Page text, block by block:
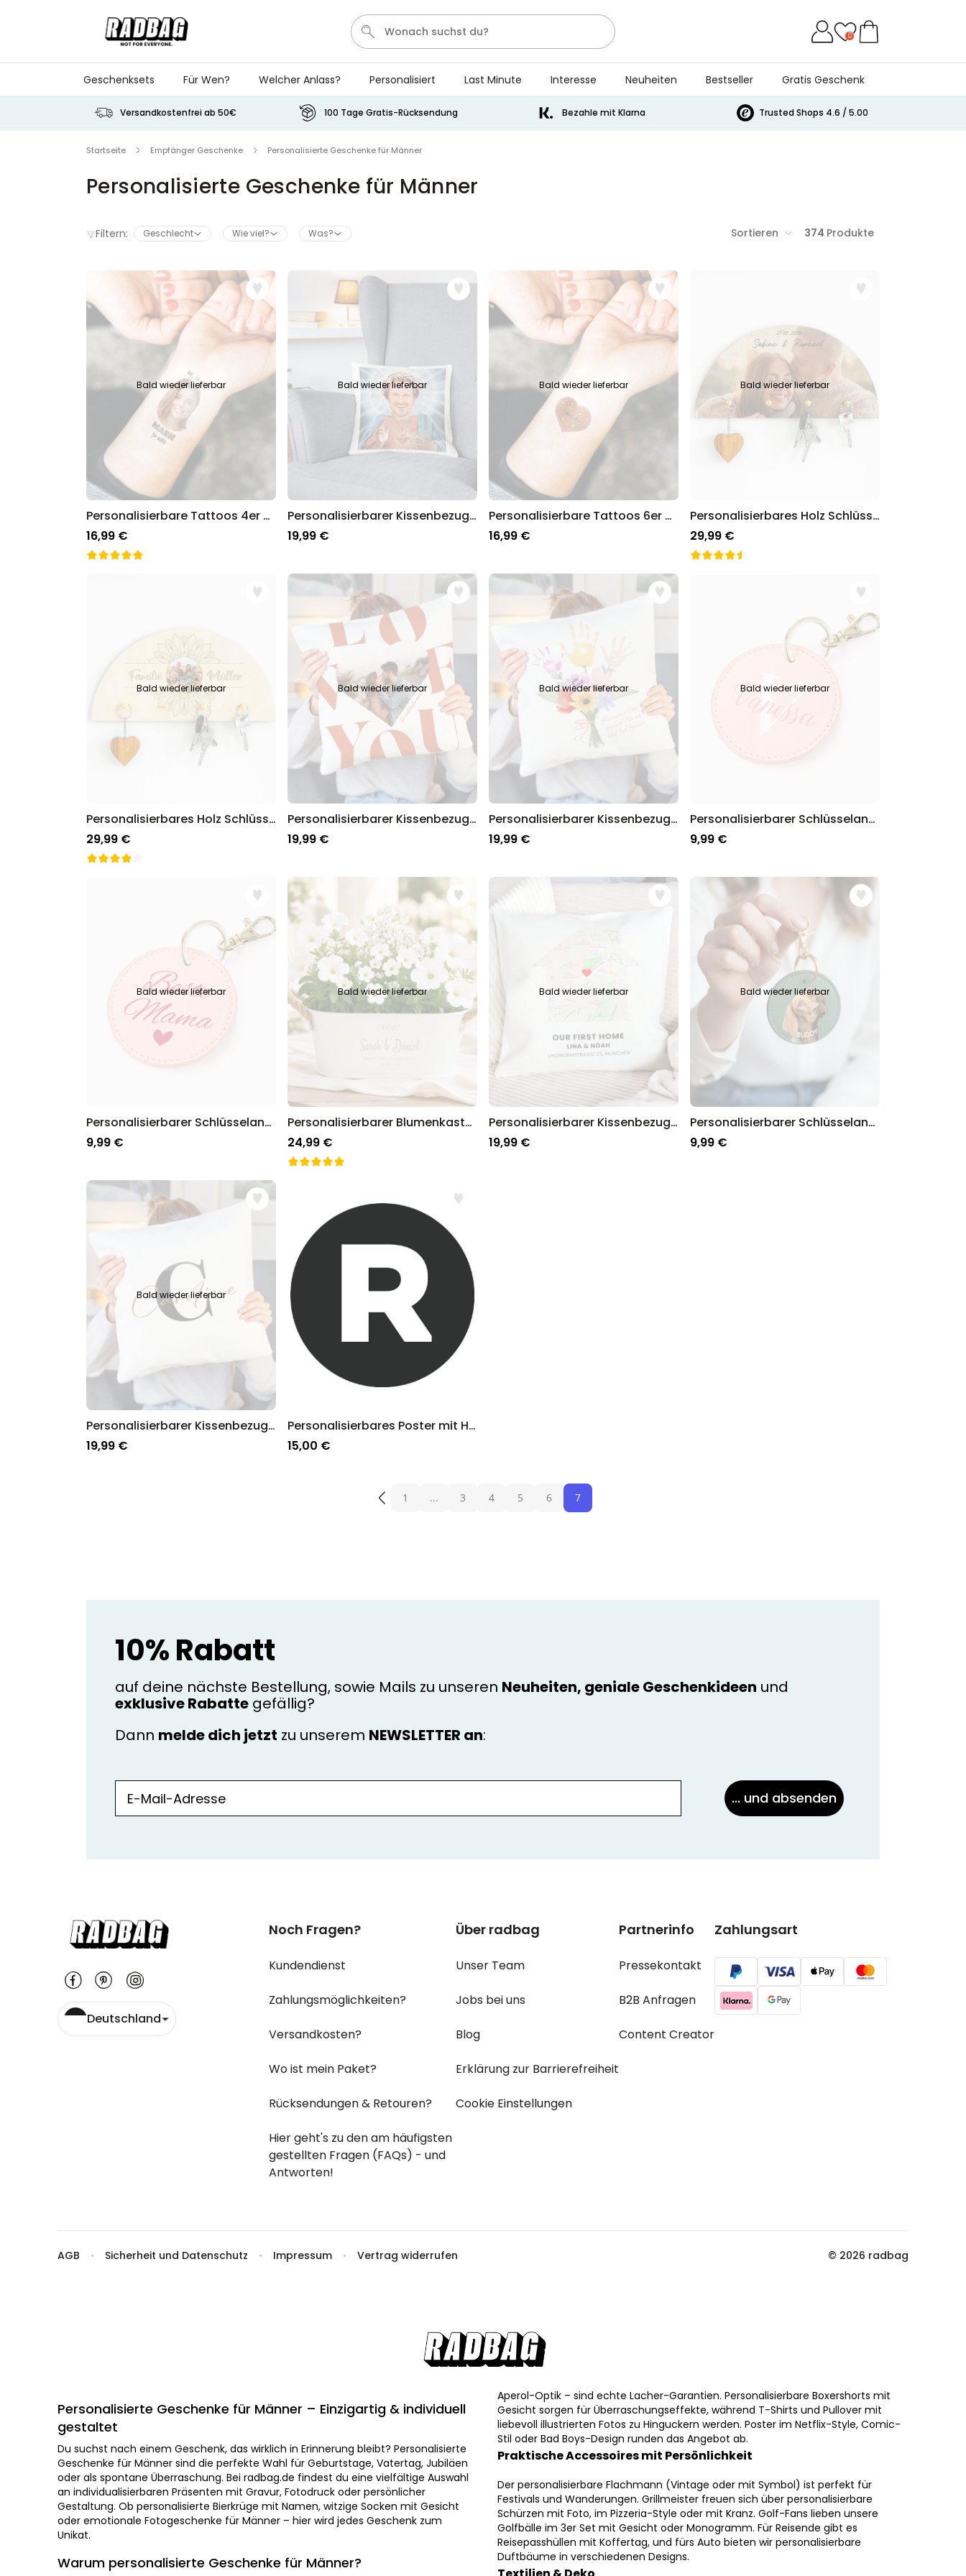
über 2.400
mal gekauft
34,99 €
Personalisierbar
Personalisierbares Aperol
Spritz Glas mit Name
16,99 €
Personalisierbares Handtuch
Maritim mit Text
über 1.900
mal gekauft
34,99 €
Personalisierbar
Pizzeria mit Gesicht
0
Geschenksets Für Wen? Welcher Anlass? Personalisiert Last Minute Interesse Neuheiten Bestseller Gratis Geschenk
Versandkostenfrei ab 50€ 100 Tage Gratis-Rücksendung Bezahle mit Klarna Trusted Shops 4.6 / 5.00
Startseite Empfänger Geschenke Personalisierte Geschenke für Männer
Personalisierte Geschenke für Männer
Filtern: Geschlecht Wie viel? Was? Sortieren 374 Produkte
Bald wieder lieferbar
Personalisierbare Tattoos 4er Set mit Gesicht und Text
16,99 €
Bald wieder lieferbar
Personalisierbarer Kissenbezug mit Heiligenschein und Gesicht
19,99 €
Bald wieder lieferbar
Personalisierbare Tattoos 6er Set Oktoberfest
16,99 €
Bald wieder lieferbar
Personalisierbares Holz Schlüsselbrett mit Foto und Text
29,99 €
Bald wieder lieferbar
Personalisierbares Holz Schlüsselbrett Mandala mit Foto und Text
29,99 €
Bald wieder lieferbar
Personalisierbarer Kissenbezug Herz mit Foto und Text
19,99 €
Bald wieder lieferbar
Personalisierbarer Kissenbezug Blumenstrauß mit Handabdruck
19,99 €
Bald wieder lieferbar
Personalisierbarer Schlüsselanhänger Rund mit Monogramm
9,99 €
Bald wieder lieferbar
Personalisierbarer Schlüsselanhänger Rund mit Text
9,99 €
Bald wieder lieferbar
Personalisierbarer Blumenkasten mit Symbol und Text
24,99 €
Bald wieder lieferbar
Personalisierbarer Kissenbezug Wo alles Begann
19,99 €
Bald wieder lieferbar
Personalisierbarer Schlüsselanhänger Rund mit deinem Haustier
9,99 €
Bald wieder lieferbar
Personalisierbarer Kissenbezug mit Monogramm
19,99 €
Personalisierbares Poster mit Haustier Illustration
15,00 €
1 ... 3 4 5 6 7
10% Rabatt
auf deine nächste Bestellung, sowie Mails zu unseren Neuheiten, geniale Geschenkideen und
exklusive Rabatte gefällig?
Dann melde dich jetzt zu unserem NEWSLETTER an:
... und absenden
Deutschland
Noch Fragen?
Kundendienst
Zahlungsmöglichkeiten?
Versandkosten?
Wo ist mein Paket?
Rücksendungen & Retouren?
Hier geht's zu denam häufigsten
gestellten Fragen (FAQs) - und
Antworten!
Über radbag
Unser Team
Jobs bei uns
Blog
Erklärung zur Barrierefreiheit
Cookie Einstellungen
Partnerinfo
Pressekontakt
B2B Anfragen
Content Creator
Zahlungsart
AGB Sicherheit und Datenschutz Impressum Vertrag widerrufen © 2026 radbag
Personalisierte Geschenke für Männer – Einzigartig & individuell
gestaltet
Du suchst nach einem Geschenk, das wirklich in Erinnerung bleibt? Personalisierte
Geschenke für Männer sind die perfekte Wahl für Geburtstage, Vatertag, Jubiläen
oder als spontane Überraschung. Bei radbag.de findest du eine vielfältige Auswahl
an individualisierbaren Präsenten mit Gravur, Fotodruck oder persönlicher
Gestaltung. Ob personalisierte Bierkrüge mit Namen, witzige Socken mit Gesicht
oder emotionale Fotogeschenke für Männer – hier wird jedes Geschenk zum
Unikat.
Warum personalisierte Geschenke für Männer?
Aperol-Optik – sind echte Lacher-Garantien. Personalisierbare Boxershorts mit
Gesicht sorgen für Überraschungseffekte, während T-Shirts und Pullover mit
liebevoll illustrierten Fotos zu Hinguckern werden. Poster im Netflix-Style, Comic-
Stil oder Bad Boys-Design runden das Angebot ab.
Praktische Accessoires mit Persönlichkeit
Der personalisierbare Flachmann (Vintage oder mit Symbol) ist perfekt für
Festivals und Wanderungen. Grillmeister freuen sich über personalisierbare
Schürzen mit Foto, im Pizzeria-Style oder mit Kranz. Golf-Fans lieben unsere
Golfbälle im 3er Set mit Gesicht oder Monogramm. Für Reisende gibt es
Reisepasshüllen mit Koffertag, und fürs Auto bieten wir personalisierbare
Duftbäume in verschiedenen Designs.